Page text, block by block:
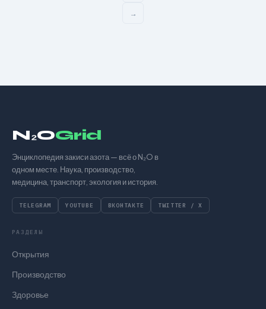
→
N₂OGrid
Энциклопедия закиси азота — всё о N₂O в
одном месте. Наука, производство,
медицина, транспорт, экология и история.
TELEGRAM YOUTUBE ВКОНТАКТЕ TWITTER / X
РАЗДЕЛЫ
Открытия
Производство
Здоровье